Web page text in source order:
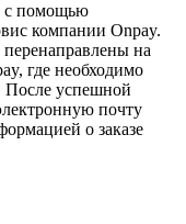
с помощью
компании Onpay.
на
где необходимо
После успешной
почту
о заказе